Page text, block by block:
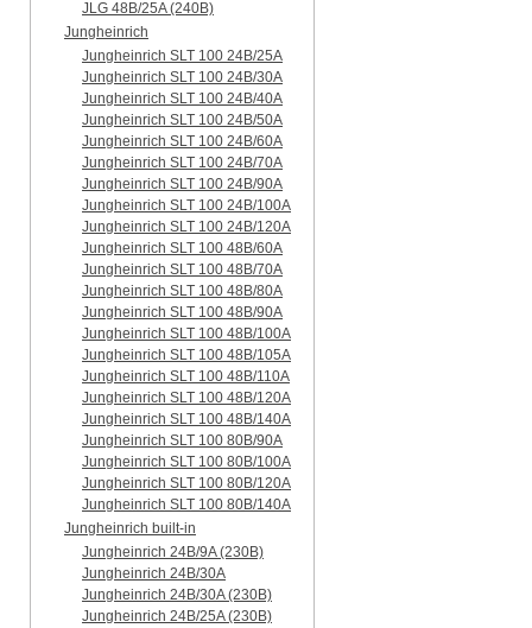
JLG 48B/25A (240B)
Jungheinrich
Jungheinrich SLT 100 24B/25A
Jungheinrich SLT 100 24B/30A
Jungheinrich SLT 100 24B/40A
Jungheinrich SLT 100 24B/50A
Jungheinrich SLT 100 24B/60A
Jungheinrich SLT 100 24B/70A
Jungheinrich SLT 100 24B/90A
Jungheinrich SLT 100 24B/100A
Jungheinrich SLT 100 24B/120A
Jungheinrich SLT 100 48B/60A
Jungheinrich SLT 100 48B/70A
Jungheinrich SLT 100 48B/80A
Jungheinrich SLT 100 48B/90A
Jungheinrich SLT 100 48B/100A
Jungheinrich SLT 100 48B/105A
Jungheinrich SLT 100 48B/110A
Jungheinrich SLT 100 48B/120A
Jungheinrich SLT 100 48B/140A
Jungheinrich SLT 100 80B/90A
Jungheinrich SLT 100 80B/100A
Jungheinrich SLT 100 80B/120A
Jungheinrich SLT 100 80B/140A
Jungheinrich built-in
Jungheinrich 24B/9A (230B)
Jungheinrich 24B/30A
Jungheinrich 24B/30A (230B)
Jungheinrich 24B/25A (230B)